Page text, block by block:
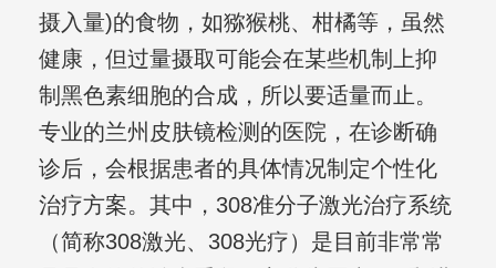
摄入量)的食物，如猕猴桃、柑橘等，虽然
健康，但过量摄取可能会在某些机制上抑
制黑色素细胞的合成，所以要适量而止。
专业的兰州皮肤镜检测的医院，在诊断确
诊后，会根据患者的具体情况制定个性化
治疗方案。其中，308准分子激光治疗系统
（简称308激光、308光疗）是目前非常常